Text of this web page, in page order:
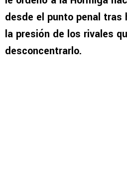
desde el punto penal tras
la presión de los rivales
desconcentrarlo.